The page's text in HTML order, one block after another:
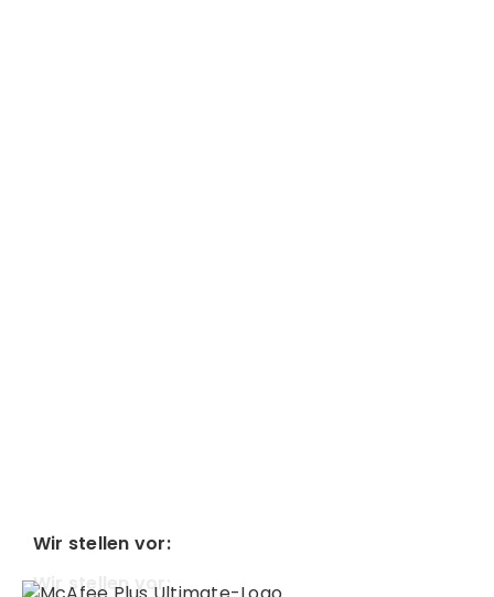
Wir stellen vor:
Wir stellen vor: